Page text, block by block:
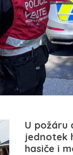
U požáru
jednotek
hasiče i